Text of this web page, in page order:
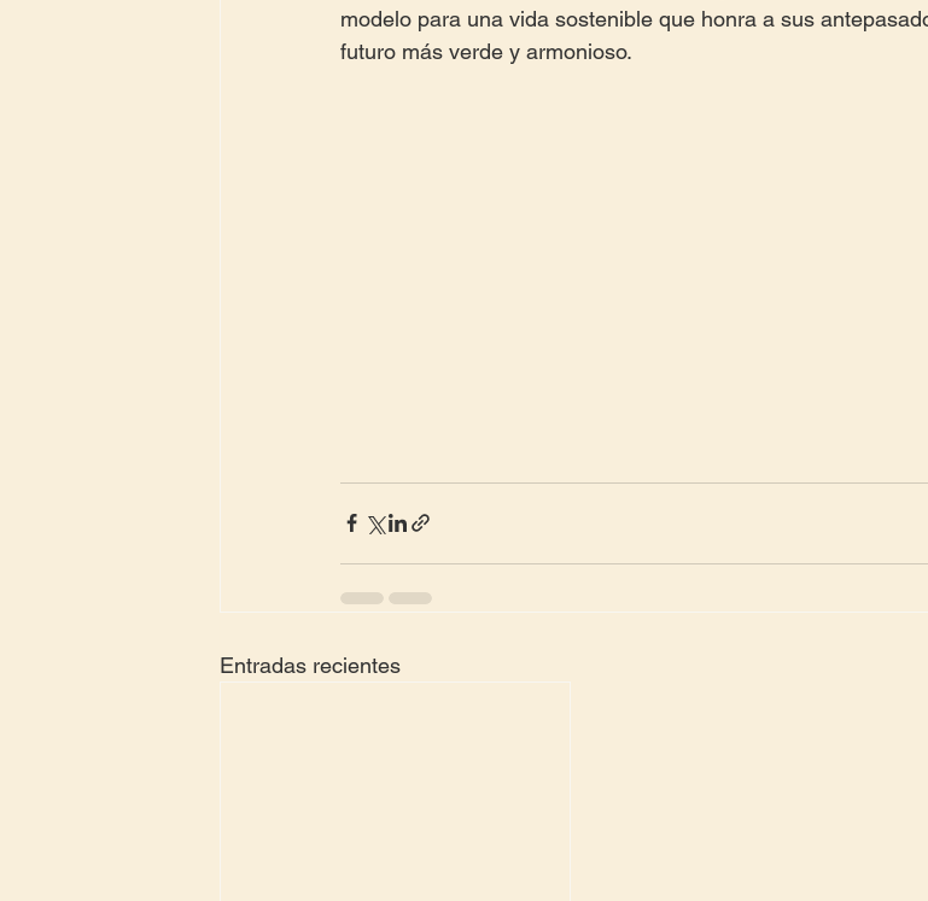
modelo para una vida sostenible que honra a sus
futuro más verde y armonioso.
Entradas recientes